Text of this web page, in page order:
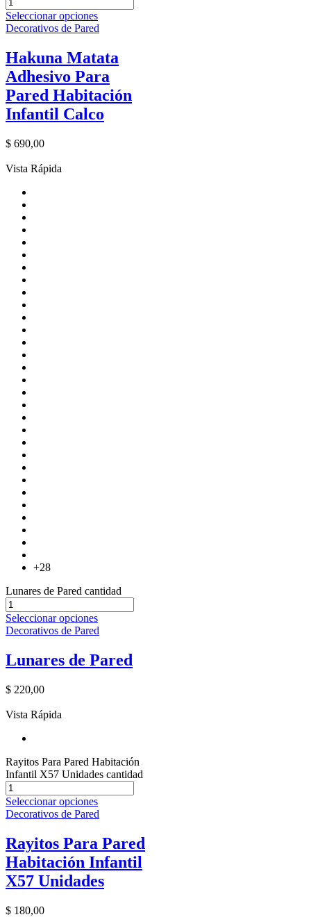
Seleccionar opciones
Decorativos de Pared
Hakuna Matata
Adhesivo Para
Pared Habitación
Infantil Calco
$ 690,00
Vista Rápida
+28
Lunares de Pared cantidad
Seleccionar opciones
Decorativos de Pared
Lunares de Pared
$ 220,00
Vista Rápida
Rayitos Para Pared Habitación
Infantil X57 Unidades cantidad
Seleccionar opciones
Decorativos de Pared
Rayitos Para Pared
Habitación Infantil
X57 Unidades
$ 180,00